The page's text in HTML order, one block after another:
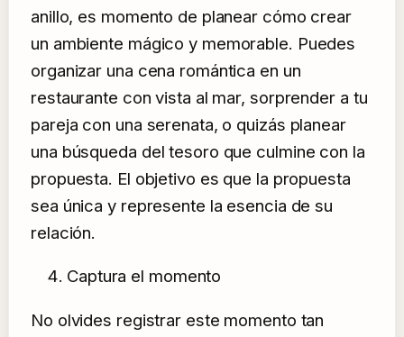
anillo, es momento de planear cómo crear
un ambiente mágico y memorable. Puedes
organizar una cena romántica en un
restaurante con vista al mar, sorprender a tu
pareja con una serenata, o quizás planear
una búsqueda del tesoro que culmine con la
propuesta. El objetivo es que la propuesta
sea única y represente la esencia de su
relación.
Captura el momento
No olvides registrar este momento tan